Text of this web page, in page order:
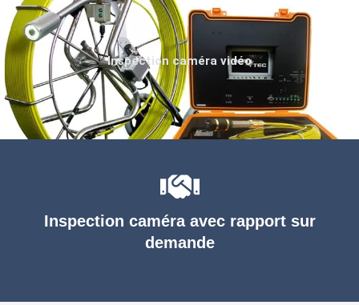
Inspection caméra avec rapport sur
demande
Inspection caméra vidéo